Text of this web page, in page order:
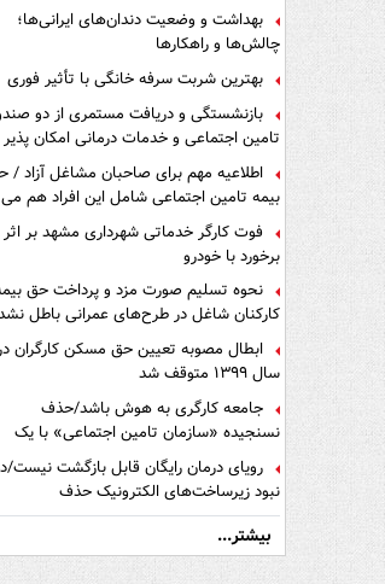
بهداشت و وضعیت دندان‌های ایرانی‌ها؛
چالش‌ها و راهکارها
بهترین شربت سرفه خانگی با تأثیر فوری
بازنشستگی و دریافت مستمری از دو
تامین اجتماعی و خدمات درمانی امکان پذیر
است ؟
اطلاعیه مهم برای صاحبان مشاغل آزاد /
بیمه تامین اجتماعی شامل این افراد هم می
شودفوت کارگر خدماتی شهرداری مشهد بر اثر
برخورد با خودرو
نحوه تسلیم صورت مزد و پرداخت حق
کارکنان شاغل در طرح‌های عمرانی باطل
ابطال مصوبه تعیین حق مسکن کارگران
سال ۱۳۹۹ متوقف شد
جامعه کارگری به هوش باشد/حذف
نسنجیده «سازمان تامین اجتماعی» با یک
تفاهم نامه!
رویای درمان رایگان قابل بازگشت نیست/
نبود زیرساخت‌های الکترونیک حذف
دفترچه‌های بیمه اشتباه مضاعف است
بیشتر...